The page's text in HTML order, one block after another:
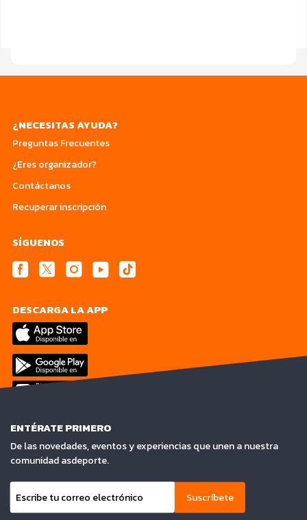
¿NECESITAS AYUDA?
Preguntas Frecuentes
¿Eres organizador?
Contáctanos
Recuperar inscripción
SÍGUENOS
DESCARGA LA APP
ENTÉRATE PRIMERO
De las novedades, eventos y experiencias que unen a nuestra
comunidad asdeporte.
Suscríbete